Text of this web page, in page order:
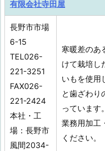
有限会社寺田屋
長野市市場
6-15
TEL026-
221-3251
FAX026-
221-2424
本社・工
場：長野市
風間2034-
寒暖差のあ
けて栽培し
いもを使用
と歯ざわり
っています。
業務用加工
ください。